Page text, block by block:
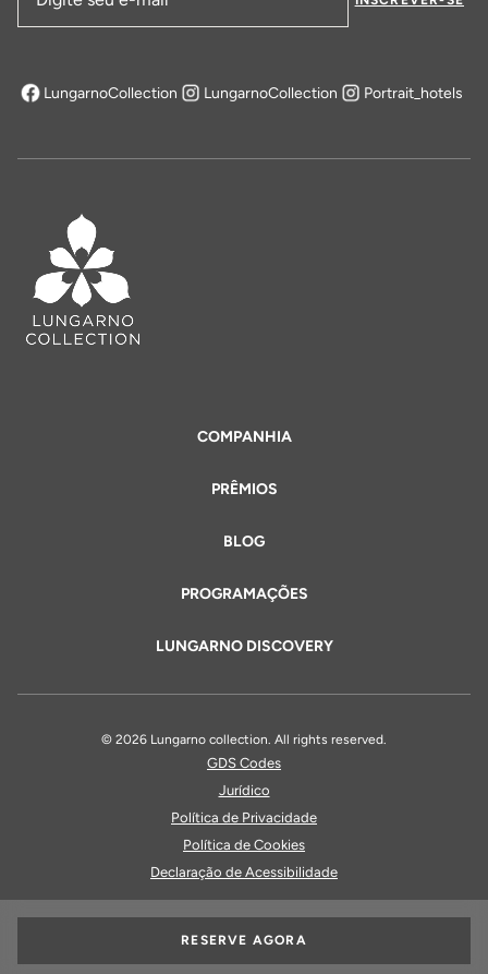
RESERVE AGORA
COMPANHIA
PRÊMIOS
BLOG
PROGRAMAÇÕES
LUNGARNO DISCOVERY
Endereço de email
LungarnoCollection
abre em uma nova aba
LungarnoCollection Portrait_hotels
© 2026 Lungarno collection. All rights reserved.
GDS Codes
Jurídico
Política de Privacidade
Política de Cookies
Declaração de Acessibilidade